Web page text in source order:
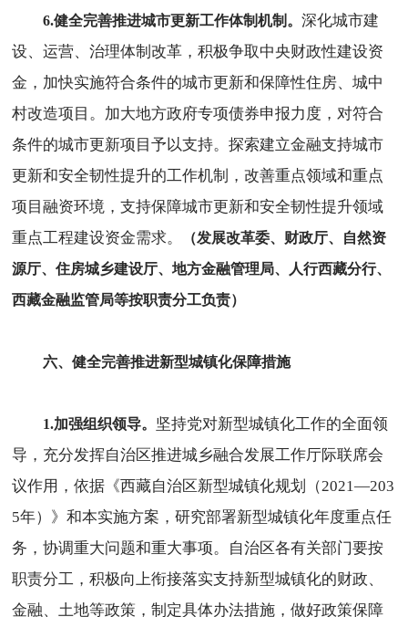
6.健全完善推进城市更新工作体制机制。深化城市建
设、运营、治理体制改革，积极争取中央财政性建设资
金，加快实施符合条件的城市更新和保障性住房、城中
村改造项目。加大地方政府专项债券申报力度，对符合
条件的城市更新项目予以支持。探索建立金融支持城市
更新和安全韧性提升的工作机制，改善重点领域和重点
项目融资环境，支持保障城市更新和安全韧性提升领域
重点工程建设资金需求。
（发展改革委、财政厅、自然资
源厅、住房城乡建设厅、地方金融管理局、人行西藏分行、
西藏金融监管局等按职责分工负责）
六、健全完善推进新型城镇化保障措施
1.加强组织领导。 坚持党对新型城镇化工作的全面领
导，充分发挥自治区推进城乡融合发展工作厅际联席会
议作用，依据《西藏自治区新型城镇化规划（2021—203
5年）》和本实施方案，研究部署新型城镇化年度重点任
务，协调重大问题和重大事项。自治区各有关部门要按
职责分工，积极向上衔接落实支持新型城镇化的财政、
金融、土地等政策，制定具体办法措施，做好政策保障